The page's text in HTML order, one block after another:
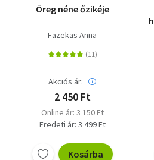
Öreg néne őzikéje
Fazekas Anna
Akciós ár:
2 450 Ft
Online ár: 3 150 Ft
Eredeti ár: 3 499 Ft
Kosárba